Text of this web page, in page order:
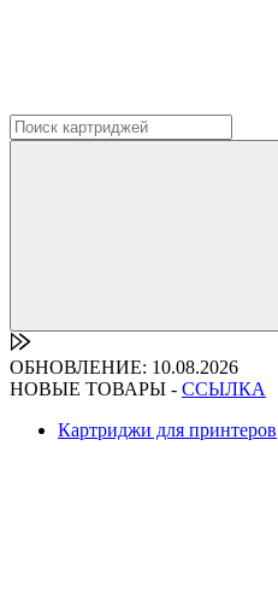
ОБНОВЛЕНИЕ: 10.08.2026
НОВЫЕ ТОВАРЫ - ССЫЛКА
Картриджи для принтеров